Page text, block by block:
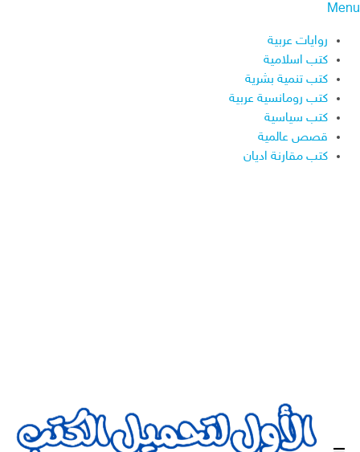
Menu
روايات عربية
كتب اسلامية
كتب تنمية بشرية
كتب رومانسية عربية
كتب سياسية
قصص عالمية
كتب مقارنة اديان